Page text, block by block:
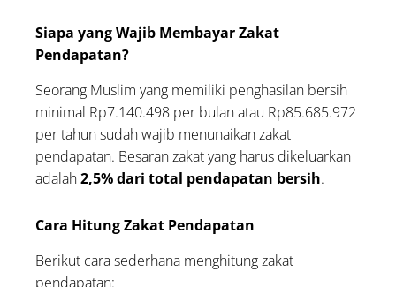
Siapa yang Wajib Membayar Zakat
Pendapatan?
Seorang Muslim yang memiliki penghasilan bersih
minimal Rp7.140.498 per bulan atau Rp85.685.972
per tahun sudah wajib menunaikan zakat
pendapatan. Besaran zakat yang harus dikeluarkan
adalah2,5% dari total pendapatan bersih.
Cara Hitung Zakat Pendapatan
Berikut cara sederhana menghitung zakat
pendapatan: